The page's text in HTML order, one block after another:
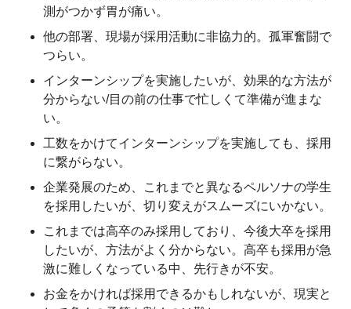
測がつかず胃が痛い。
他の部署、現場が採用活動に非協力的。孤軍奮闘で
つらい。
インターンシップを実施したいが、効果的な方法が
分からない/目の前の仕事で忙しくて準備が進まな
い。
工数をかけてインターンシップを実施しても、採用
に繋がらない。
企業発展のため、これまでと異なるペルソナの学生
を採用したいが、切り変えがスムーズにいかない。
これまでは高卒のみ採用しており、今後大卒を採用
したいが、方法がよく分からない。高卒も採用が急
激に難しくなっている中、先行きが不安。
お金をかければ採用できるかもしれないが、現実と